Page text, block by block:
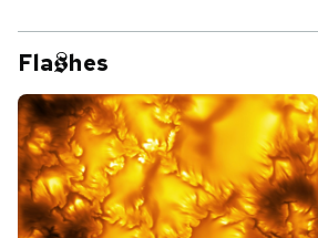
Fla hes